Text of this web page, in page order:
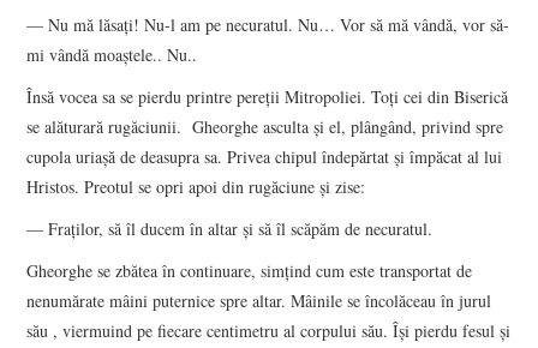
— Nu mă lăsați! Nu-l am pe necuratul. Nu… Vor să mă vândă, vor să-
mi vândă moaștele.. Nu..
Însă vocea sa se pierdu printre pereții Mitropoliei. Toți cei din Biserică
se alăturară rugăciunii. Gheorghe asculta și el, plângând, privind spre
cupola uriașă de deasupra sa. Privea chipul îndepărtat și împăcat al lui
Hristos. Preotul se opri apoi din rugăciune și zise:
— Fraților, să îl ducem în altar și să îl scăpăm de necuratul.
Gheorghe se zbătea în continuare, simțind cum este transportat de
nenumărate mâini puternice spre altar. Mâinile se încolăceau în jurul
său , viermuind pe fiecare centimetru al corpului său. Își pierdu fesul și